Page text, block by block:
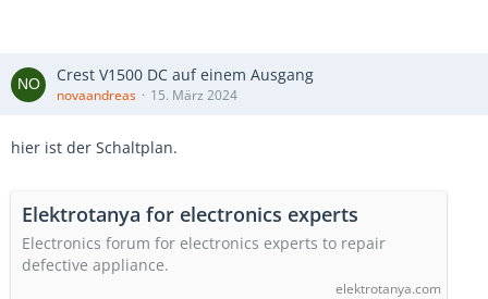
Crest V1500 DC auf einem Ausgang
novaandreas 15. März 2024
hier ist der Schaltplan.
Elektrotanya for electronics experts
Electronics forum for electronics experts to repair
defective appliance.
elektrotanya.com